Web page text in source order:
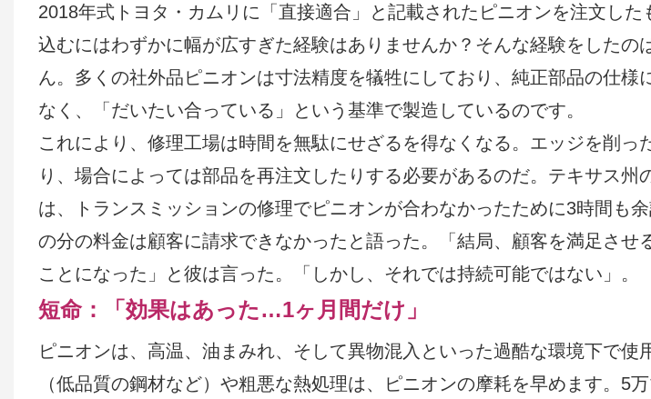
2018年式トヨタ・カムリに「直接適合」と記載されたピニオンを注文した
込むにはわずかに幅が広すぎた経験はありませんか？そんな経験をしたの
ん。多くの社外品ピニオンは寸法精度を犠牲にしており、純正部品の仕様
なく、「だいたい合っている」という基準で製造しているのです。
これにより、修理工場は時間を無駄にせざるを得なくなる。エッジを削っ
り、場合によっては部品を再注文したりする必要があるのだ。テキサス州
は、トランスミッションの修理でピニオンが合わなかったために3時間も
の分の料金は顧客に請求できなかったと語った。「結局、顧客を満足させ
ことになった」と彼は言った。「しかし、それでは持続可能ではない」。
短命：「効果はあった…1ヶ月間だけ」
ピニオンは、高温、油まみれ、そして異物混入といった過酷な環境下で使
（低品質の鋼材など）や粗悪な熱処理は、ピニオンの摩耗を早めます。5